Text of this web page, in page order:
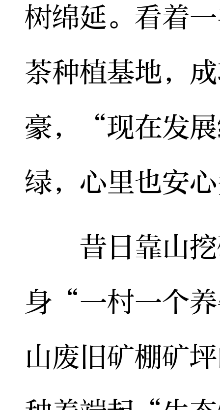
树绵延。看着
茶种植基地，
豪，“现在发
绿，心里也安
昔日靠山挖
身“一村一个
山废旧矿棚矿